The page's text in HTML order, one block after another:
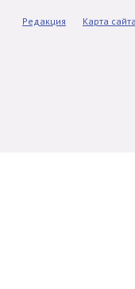
Редакция Карта сайта